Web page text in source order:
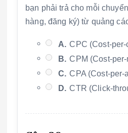
bạn phải trả cho mỗi
hàng, đăng ký) từ quảng
A. CPC (Cost-
B. CPM (Cost-
C. CPA (Cost-per-
D. CTR (Click-